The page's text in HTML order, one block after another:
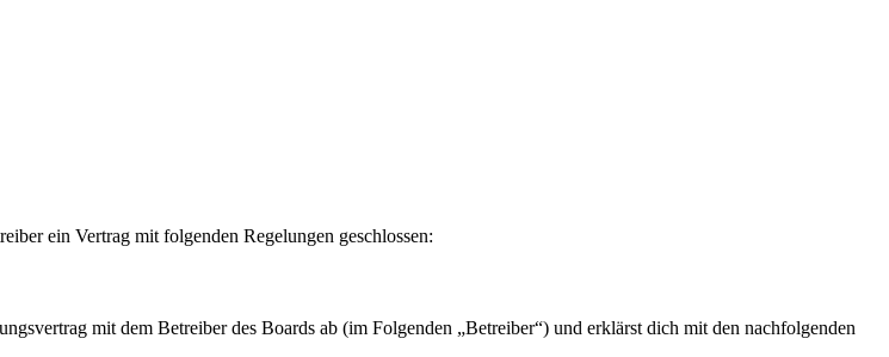
ein Vertrag mit folgenden Regelungen geschlossen:
mit dem Betreiber des Boards ab (im Folgenden „Betreiber“) und erklärst dich mit den nachfolgenden